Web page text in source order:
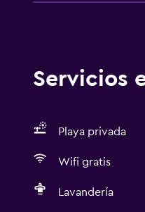
Servicios
Playa privada
Wifi gratis
Lavandería